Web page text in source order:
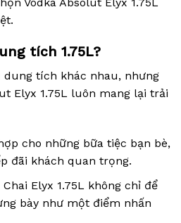
tích 1.75L?
tích khác nhau, nhưng
Elyx 1.75L luôn mang lại trải
cho những bữa tiệc bạn bè,
đãi khách quan trọng.
Elyx 1.75L không chỉ để
bày như một điểm nhấn